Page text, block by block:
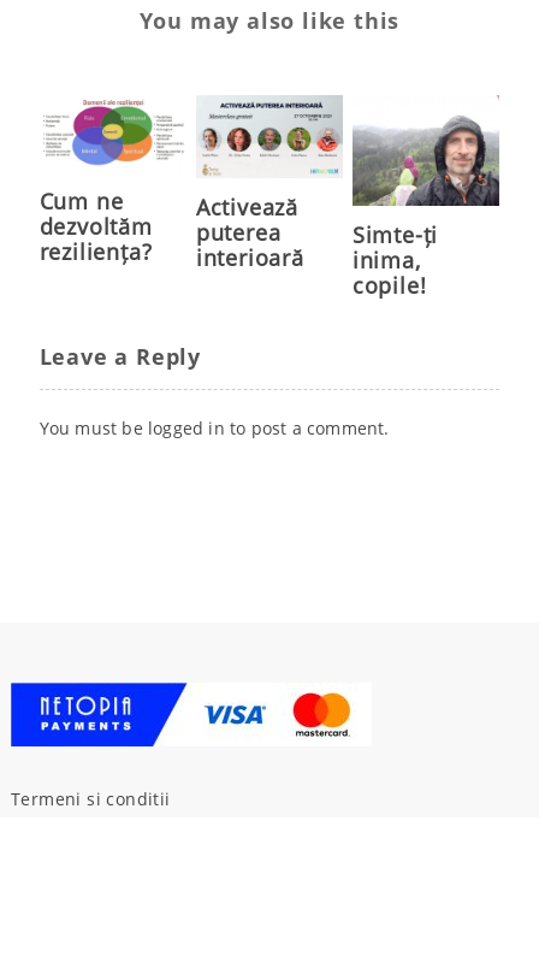
You may also like this
Cum ne
dezvoltăm
reziliența?
Activează
puterea
interioară
Simte-ți
inima,
copile!
Leave a Reply
You must be logged in to post a comment.
Termeni si conditii